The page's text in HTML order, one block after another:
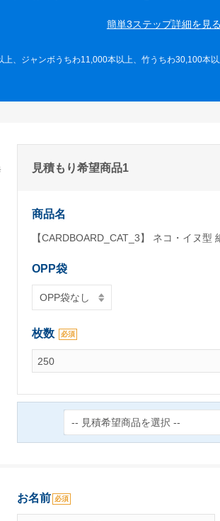
簡単3ステップ詳細を
、ジャンボうちわ11,000本以上、竹うちわ30,100本
見積もり希望商品1
商品名
【CARDBOARD_CAT_3】 ネコ・イヌ型
OPP袋
枚数 必須
お名前 必須